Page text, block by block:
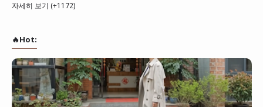
자세히 보기 (+1172)
🔥Hot: